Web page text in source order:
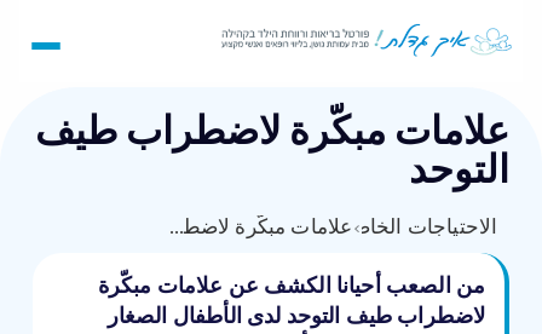
علامات مبكّرة لاضطراب طيف
التوحد
الاحتياجات الخاصة
› علامات مبكّرة لاضطراب طيف التوحد
من الصعب أحيانا الكشف عن علامات مبكّرة
لاضطراب طيف التوحد لدى الأطفال الصغار